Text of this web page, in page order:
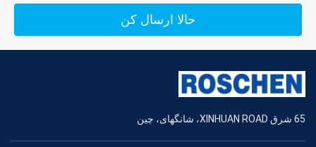
حالا ارسال کن
65 شرق XINHUAN ROAD، شانگهای، چین